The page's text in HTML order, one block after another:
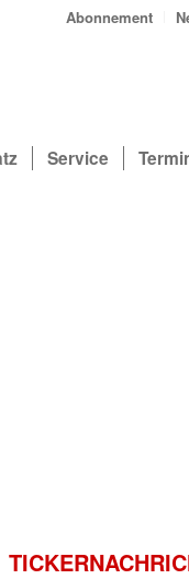
Abonnement
Service